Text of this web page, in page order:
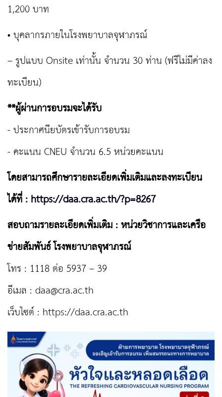
1,200 บาท
• บุคลากรภายในโรงพยาบาลจุฬาภรณ์
– รูปแบบ Onsite เท่านั้น จำนวน 30 ท่าน (ฟรีไม่มีค่าลง
ทะเบียน)
**ผู้ผ่านการอบรมจะได้รับ
- ประกาศนียบัตรเข้ารับการอบรม
- คะแนน CNEU จำนวน 6.5 หน่วยคะแนน
โดยสามารถศึกษารายละเอียดเพิ่มเติมและลงทะเบียน
ได้ที่ :https://daa.cra.ac.th/?p=8267
สอบถามรายละเอียดเพิ่มเติม : หน่วยวิชาการและเครือ
ข่ายสัมพันธ์ โรงพยาบาลจุฬาภรณ์
โทร : 1118 ต่อ 5937 – 39
อีเมล : daa@cra.ac.th
เว็บไซต์ : https://daa.cra.ac.th